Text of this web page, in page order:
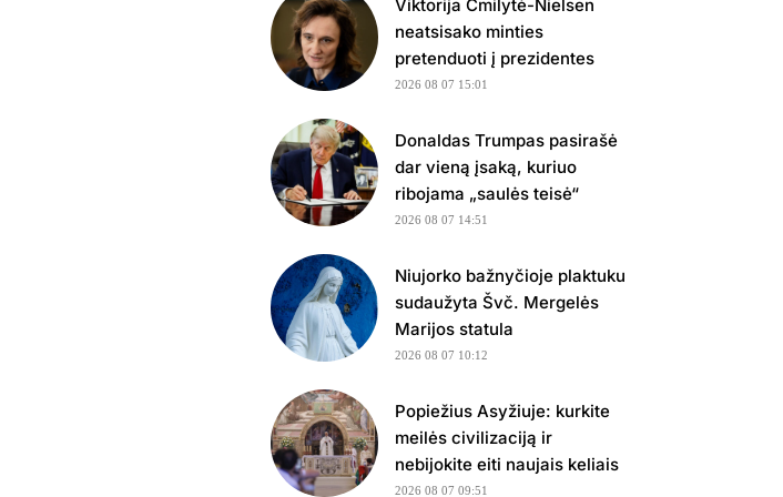
Viktorija Čmilytė-Nielsen
neatsisako minties
pretenduoti į prezidentes
2026 08 07 15:01
Donaldas Trumpas pasirašė
dar vieną įsaką, kuriuo
ribojama „saulės teisė“
2026 08 07 14:51
Niujorko bažnyčioje plaktuku
sudaužyta Švč. Mergelės
Marijos statula
2026 08 07 10:12
Popiežius Asyžiuje: kurkite
meilės civilizaciją ir
nebijokite eiti naujais keliais
2026 08 07 09:51